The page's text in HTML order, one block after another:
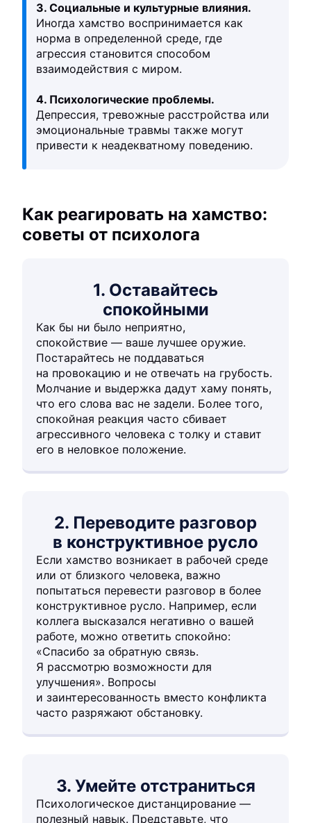
3. Социальные и культурные влияния.
Иногда хамство воспринимается как
норма в определенной среде, где
агрессия становится способом
взаимодействия с миром.
4. Психологические проблемы.
Депрессия, тревожные расстройства или
эмоциональные травмы также могут
привести к неадекватному поведению.
Как реагировать на хамство:
советы от психолога
1. Оставайтесь
спокойными
Как бы ни было неприятно,
спокойствие — ваше лучшее оружие.
Постарайтесь не поддаваться
на провокацию и не отвечать на грубость.
Молчание и выдержка дадут хаму понять,
что его слова вас не задели. Более того,
спокойная реакция часто сбивает
агрессивного человека с толку и ставит
его в неловкое положение.
2. Переводите разговор
в конструктивное русло
Если хамство возникает в рабочей среде
или от близкого человека, важно
попытаться перевести разговор в более
конструктивное русло. Например, если
коллега высказался негативно о вашей
работе, можно ответить спокойно:
«Спасибо за обратную связь.
Я рассмотрю возможности для
улучшения». Вопросы
и заинтересованность вместо конфликта
часто разряжают обстановку.
3. Умейте отстраниться
Психологическое дистанцирование —
полезный навык. Представьте, что